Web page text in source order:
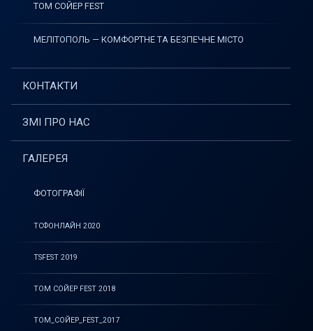
ТОМ СОЙЕР FEST
МЕЛІТОПОЛЬ — КОМФОРТНЕ ТА БЕЗПЕЧНЕ МІСТО
КОНТАКТИ
ЗМІ ПРО НАС
ГАЛЕРЕЯ
ФОТОГРАФІЇ
ТСФОНЛАЙН 2020
TSFEST 2019
ТОМ СОЙЕР FEST 2018
ТОМ_СОЙЕР_FEST_2017